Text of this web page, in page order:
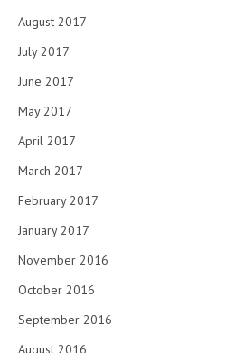
August 2017
July 2017
June 2017
May 2017
April 2017
March 2017
February 2017
January 2017
November 2016
October 2016
September 2016
August 2016